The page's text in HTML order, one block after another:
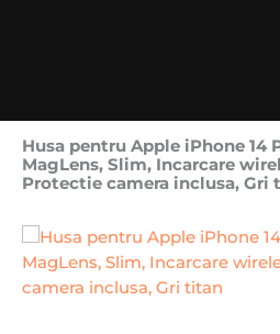
Husa pentru Apple iPhone 14
MagLens, Slim, Incarcare
Protectie camera inclusa, Gri